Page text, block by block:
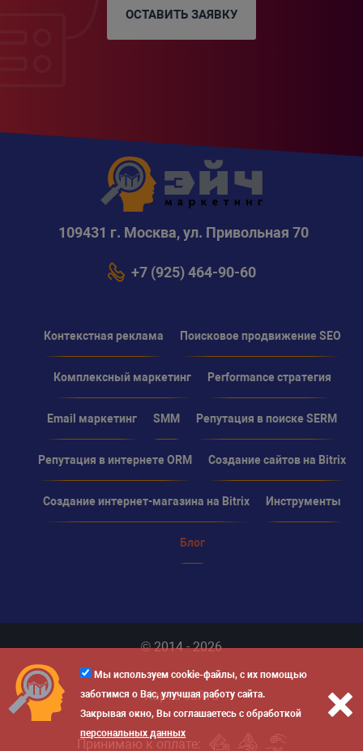
Мы используем cookie-файлы, с их помощью
заботимся о Вас, улучшая работу сайта.
Закрывая окно, Вы соглашаетесь с обработкой
персональных данных
ОСТАВИТЬ ЗАЯВКУ
109431 г. Москва, ул. Привольная 70
+7 (925) 464-90-60
Контекстная реклама Поисковое продвижение SEO
Комплексный маркетинг Performance стратегия
Email маркетинг SMM Репутация в поиске SERM
Репутация в интернете ORM Создание сайтов на Bitrix
Создание интернет-магазина на Bitrix Инструменты
Блог
© 2014 - 2026
Карта сайта
Принимаю к оплате: